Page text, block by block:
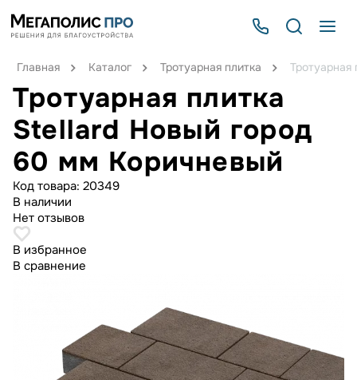
Главная Каталог Тротуарная плитка
Тротуарная плитка
Stellard Новый город
60 мм Коричневый
Код товара: 20349
В наличии
Нет отзывов
В избранное
В сравнение